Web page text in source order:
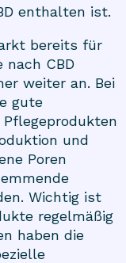
enthalten ist.
bereits für
CBD
weiter an. Bei
gute
und
Poren
Wichtig ist
regelmäßig
haben die